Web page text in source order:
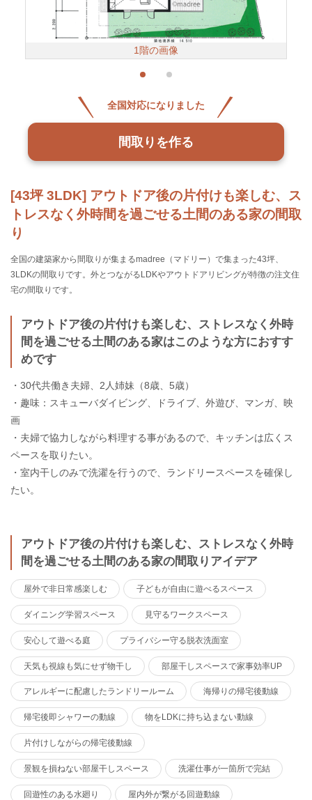
[43坪 3LDK] アウトドア後の片付けも楽しむ、ス
トレスなく外時間を過ごせる土間のある家の間取
り
全国の建築家から間取りが集まるmadree（マドリー）で集まった43坪、
3LDKの間取りです。外とつながるLDKやアウトドアリビングが特徴の注文住
宅の間取りです。
アウトドア後の片付けも楽しむ、ストレスなく外時
間を過ごせる土間のある家はこのような方におすす
めです
・30代共働き夫婦、2人姉妹（8歳、5歳）
・趣味：スキューバダイビング、ドライブ、外遊び、マンガ、映
画
・夫婦で協力しながら料理する事があるので、キッチンは広くス
ペースを取りたい。
・室内干しのみで洗濯を行うので、ランドリースペースを確保し
たい。
アウトドア後の片付けも楽しむ、ストレスなく外時
間を過ごせる土間のある家の間取りアイデア
屋外で非日常感楽しむ 子どもが自由に遊べるスペース
ダイニング学習スペース 見守るワークスペース
安心して遊べる庭 プライバシー守る脱衣洗面室
天気も視線も気にせず物干し 部屋干しスペースで家事効率UP
アレルギーに配慮したランドリールーム 海帰りの帰宅後動線
帰宅後即シャワーの動線 物をLDKに持ち込まない動線
片付けしながらの帰宅後動線
景観を損ねない部屋干しスペース 洗濯仕事が一箇所で完結
回遊性のある水廻り 屋内外が繋がる回遊動線
1階の画像
全国対応になりました
間取りを作る